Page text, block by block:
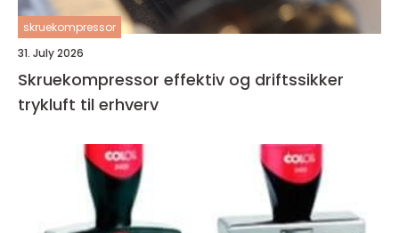
skruekompressor
31. July 2026
Skruekompressor effektiv og driftssikker
trykluft til erhverv